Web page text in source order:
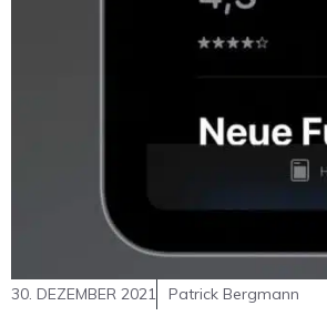
30. DEZEMBER 2021 Patrick Bergmann